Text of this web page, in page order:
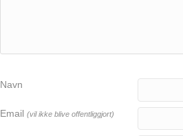
Navn
Email (vil ikke blive offentliggjort)